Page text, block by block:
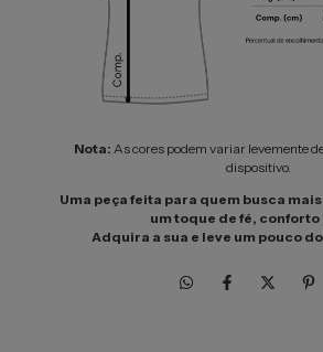
Nota: As cores podem variar levemente
dispositivo.
Uma peça feita para quem busca
um toque de fé, conforto
Adquira a sua e leve um pouco